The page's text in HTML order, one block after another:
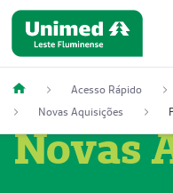
Acesso Rápido
Novas Aquisições
Novas